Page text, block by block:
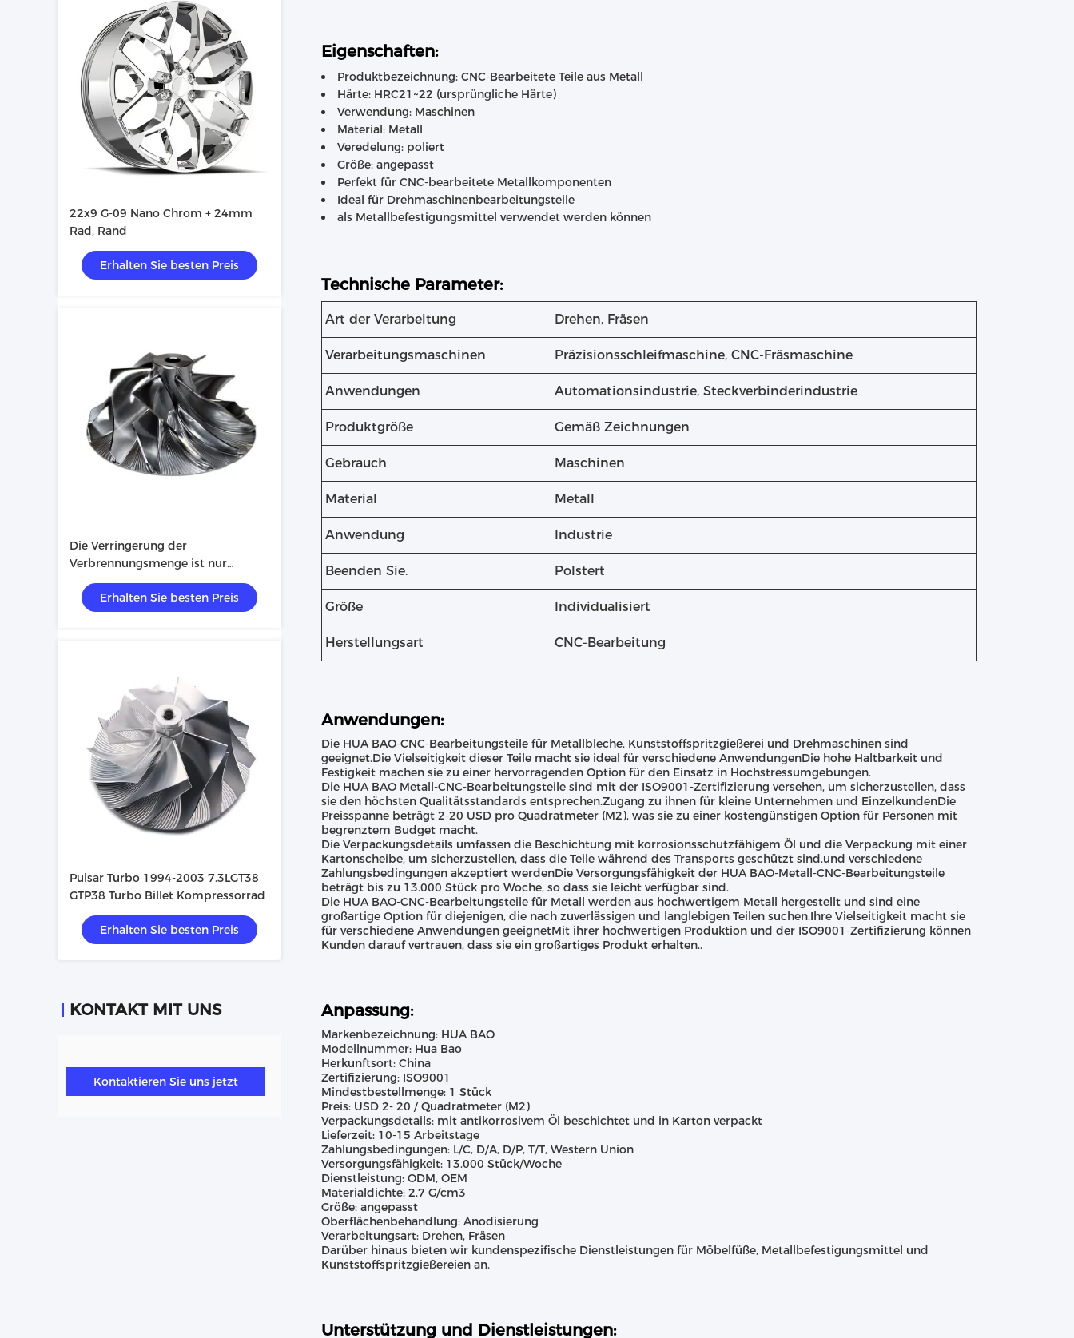
22x9 G-09 Nano Chrom + 24mm
Rad, Rand
Erhalten Sie besten Preis
Die Verringerung der
Verbrennungsmenge ist nur
möglich, wenn die
Verbrennungsmenge nicht
überschritten ist.
Erhalten Sie besten Preis
Pulsar Turbo 1994-2003 7.3LGT38
GTP38 Turbo Billet Kompressorrad
Erhalten Sie besten Preis
KONTAKT MIT UNS
Kontaktieren Sie uns jetzt
Eigenschaften:
Produktbezeichnung: CNC-Bearbeitete Teile aus Metall
Härte: HRC21~22 (ursprüngliche Härte)
Verwendung: Maschinen
Material: Metall
Veredelung: poliert
Größe: angepasst
Perfekt für CNC-bearbeitete Metallkomponenten
Ideal für Drehmaschinenbearbeitungsteile
als Metallbefestigungsmittel verwendet werden können
Technische Parameter:
Art der Verarbeitung Drehen, Fräsen
Verarbeitungsmaschinen Präzisionsschleifmaschine, CNC-Fräsmaschine
Anwendungen Automationsindustrie, Steckverbinderindustrie
Produktgröße Gemäß Zeichnungen
Gebrauch Maschinen
Material Metall
Anwendung Industrie
Beenden Sie. Polstert
Größe Individualisiert
Herstellungsart CNC-Bearbeitung
Anwendungen:
Die HUA BAO-CNC-Bearbeitungsteile für Metallbleche, Kunststoffspritzgießerei und Drehmaschinen sind
geeignet.Die Vielseitigkeit dieser Teile macht sie ideal für verschiedene AnwendungenDie hohe Haltbarkeit und
Festigkeit machen sie zu einer hervorragenden Option für den Einsatz in Hochstressumgebungen.
Die HUA BAO Metall-CNC-Bearbeitungsteile sind mit der ISO9001-Zertifizierung versehen, um sicherzustellen, dass
sie den höchsten Qualitätsstandards entsprechen.Zugang zu ihnen für kleine Unternehmen und EinzelkundenDie
Preisspanne beträgt 2-20 USD pro Quadratmeter (M2), was sie zu einer kostengünstigen Option für Personen mit
begrenztem Budget macht.
Die Verpackungsdetails umfassen die Beschichtung mit korrosionsschutzfähigem Öl und die Verpackung mit einer
Kartonscheibe, um sicherzustellen, dass die Teile während des Transports geschützt sind.und verschiedene
Zahlungsbedingungen akzeptiert werdenDie Versorgungsfähigkeit der HUA BAO-Metall-CNC-Bearbeitungsteile
beträgt bis zu 13.000 Stück pro Woche, so dass sie leicht verfügbar sind.
Die HUA BAO-CNC-Bearbeitungsteile für Metall werden aus hochwertigem Metall hergestellt und sind eine
großartige Option für diejenigen, die nach zuverlässigen und langlebigen Teilen suchen.Ihre Vielseitigkeit macht sie
für verschiedene Anwendungen geeignetMit ihrer hochwertigen Produktion und der ISO9001-Zertifizierung können
Kunden darauf vertrauen, dass sie ein großartiges Produkt erhalten..
Anpassung:
Markenbezeichnung: HUA BAO
Modellnummer: Hua Bao
Herkunftsort: China
Zertifizierung: ISO9001
Mindestbestellmenge: 1 Stück
Preis: USD 2- 20 / Quadratmeter (M2)
Verpackungsdetails: mit antikorrosivem Öl beschichtet und in Karton verpackt
Lieferzeit: 10-15 Arbeitstage
Zahlungsbedingungen: L/C, D/A, D/P, T/T, Western Union
Versorgungsfähigkeit: 13.000 Stück/Woche
Dienstleistung: ODM, OEM
Materialdichte: 2,7 G/cm3
Größe: angepasst
Oberflächenbehandlung: Anodisierung
Verarbeitungsart: Drehen, Fräsen
Darüber hinaus bieten wir kundenspezifische Dienstleistungen für Möbelfüße, Metallbefestigungsmittel und
Kunststoffspritzgießereien an.
Unterstützung und Dienstleistungen: